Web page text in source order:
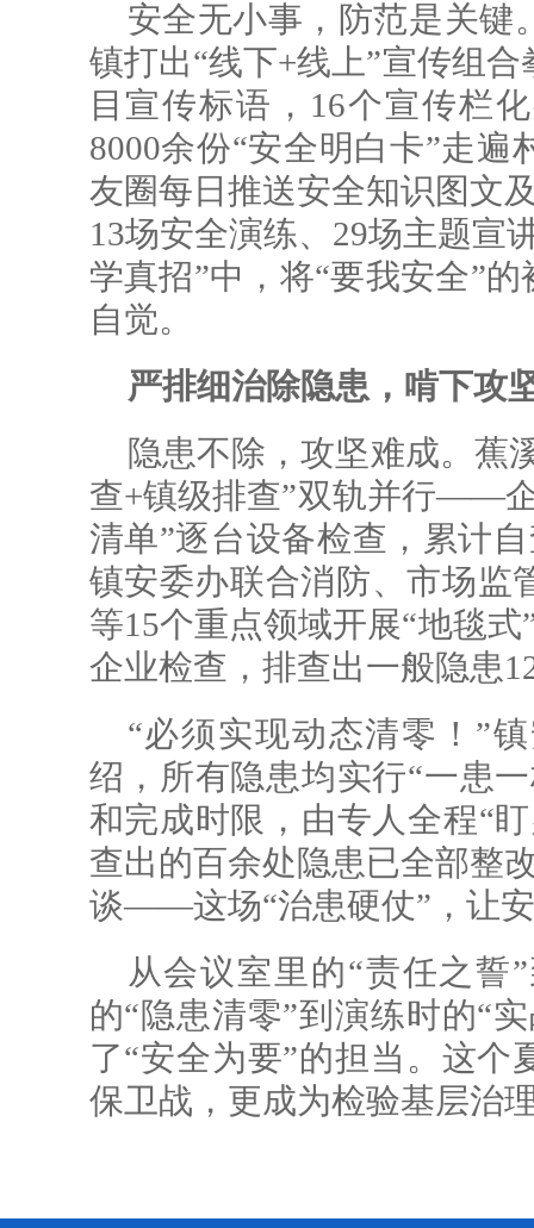
安全无小事，防范是关键
镇打出“线下+线上”宣传组
目宣传标语，16个宣传栏
8000余份“安全明白卡”走
友圈每日推送安全知识图文
13场安全演练、29场主题宣
学真招”中，将“要我安全”
自觉。
严排细治除隐患，啃下攻
隐患不除，攻坚难成。蕉
查+镇级排查”双轨并行——
清单”逐台设备检查，累计
镇安委办联合消防、市场监
等15个重点领域开展“地毯
企业检查，排查出一般隐患
“必须实现动态清零！”
绍，所有隐患均实行“一患
和完成时限，由专人全程“
查出的百余处隐患已全部整
谈——这场“治患硬仗”，让
从会议室里的“责任之誓
的“隐患清零”到演练时的“
了“安全为要”的担当。这个
保卫战，更成为检验基层治